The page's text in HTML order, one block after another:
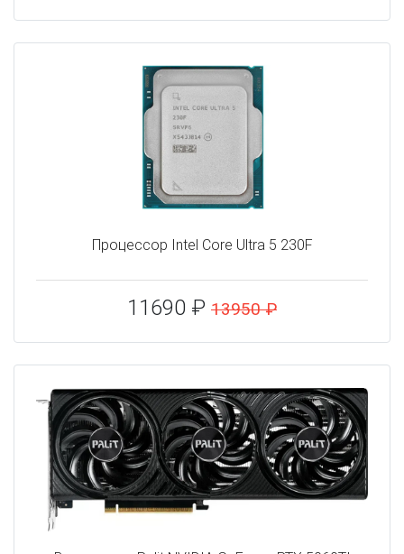
Процессор Intel Core Ultra 5 230F
11690 ₽ 13950 ₽